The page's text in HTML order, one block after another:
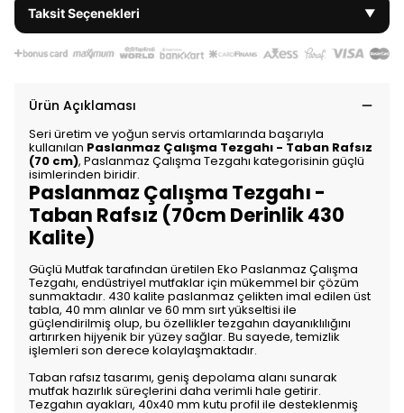
Taksit Seçenekleri ▼
Ürün Açıklaması
Seri üretim ve yoğun servis ortamlarında başarıyla
kullanılan Paslanmaz Çalışma Tezgahı - Taban Rafsız
(70 cm), Paslanmaz Çalışma Tezgahı kategorisinin güçlü
isimlerinden biridir.
Paslanmaz Çalışma Tezgahı -
Taban Rafsız (70cm Derinlik 430
Kalite)
Güçlü Mutfak tarafından üretilen Eko Paslanmaz Çalışma
Tezgahı, endüstriyel mutfaklar için mükemmel bir çözüm
sunmaktadır. 430 kalite paslanmaz çelikten imal edilen üst
tabla, 40 mm alınlar ve 60 mm sırt yükseltisi ile
güçlendirilmiş olup, bu özellikler tezgahın dayanıklılığını
artırırken hijyenik bir yüzey sağlar. Bu sayede, temizlik
işlemleri son derece kolaylaşmaktadır.
Taban rafsız tasarımı, geniş depolama alanı sunarak
mutfak hazırlık süreçlerini daha verimli hale getirir.
Tezgahın ayakları, 40x40 mm kutu profil ile desteklenmiş